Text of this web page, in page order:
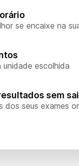
se encaixe na
escolhida
sem
dos seus exames